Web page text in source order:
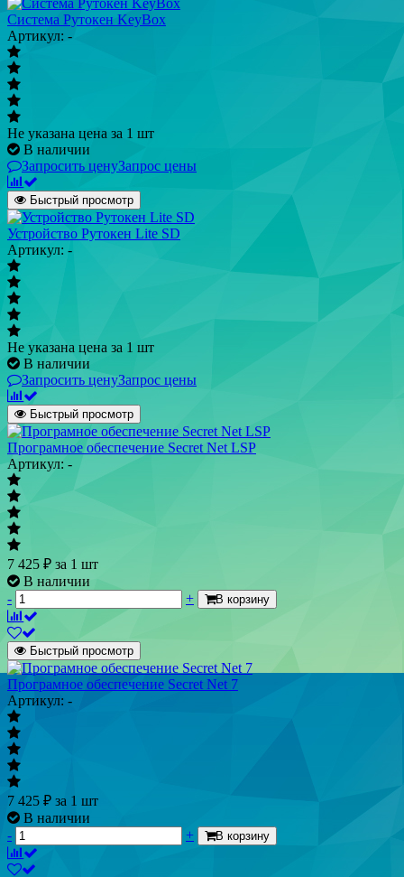
Система Рутокен KeyBox
Артикул: -
Не указана цена за 1 шт
В наличии
Запросить ценуЗапрос цены
Быстрый просмотр
Устройство Рутокен Lite SD
Артикул: -
Не указана цена за 1 шт
В наличии
Запросить ценуЗапрос цены
Быстрый просмотр
Програмное обеспечение Secret Net LSP
Артикул: -
7 425 ₽ за 1 шт
В наличии
-
+ В корзину
Быстрый просмотр
Програмное обеспечение Secret Net 7
Артикул: -
7 425 ₽ за 1 шт
В наличии
-
+ В корзину